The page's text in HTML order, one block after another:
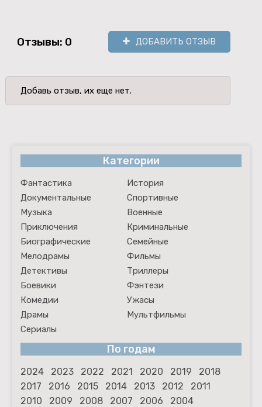
Отзывы: 0 ДОБАВИТЬ ОТЗЫВ
Добавь отзыв, их еще нет.
Категории
Фантастика
История
Документальные
Спортивные
Музыка
Военные
Приключения
Криминальные
Биографические
Семейные
Мелодрамы
Фильмы
Детективы
Триллеры
Боевики
Фэнтези
Комедии
Ужасы
Драмы
Мультфильмы
Сериалы
По годам
2024 2023 2022 2021 2020 2019
2018
2017
2016 2015 2014 2013 2012
2011
2010
2009 2008 2007 2006 2004